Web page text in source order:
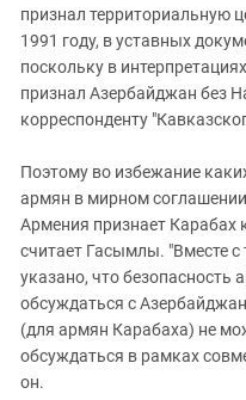
признал территориальную
1991 году, в уставных
поскольку в
признал Азербайджан без
корреспонденту
Поэтому во избежание
армян в мирном
Армения признает Карабах
считает Гасымлы. "Вместе
указано, что безопасность
обсуждаться с
(для армян Карабаха) не
обсуждаться в рамках
он.